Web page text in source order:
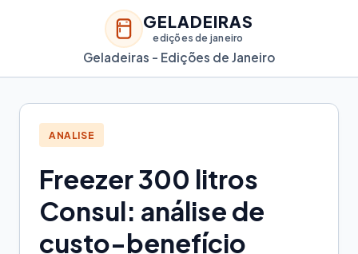
GELADEIRAS
edições de janeiro
Geladeiras - Edições de Janeiro
ANALISE
Freezer 300 litros
Consul: análise de
custo-benefício